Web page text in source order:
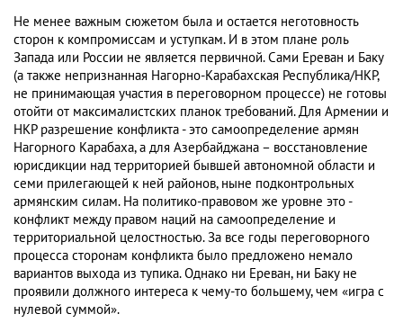
Не менее важным сюжетом была и остается неготовность
сторон к компромиссам и уступкам. И в этом плане роль
Запада или России не является первичной. Сами Ереван и Баку
(а также непризнанная Нагорно-Карабахская Республика/НКР,
не принимающая участия в переговорном процессе) не готовы
отойти от максималистских планок требований. Для Армении и
НКР разрешение конфликта - это самоопределение армян
Нагорного Карабаха, а для Азербайджана – восстановление
юрисдикции над территорией бывшей автономной области и
семи прилегающей к ней районов, ныне подконтрольных
армянским силам. На политико-правовом же уровне это -
конфликт между правом наций на самоопределение и
территориальной целостностью. За все годы переговорного
процесса сторонам конфликта было предложено немало
вариантов выхода из тупика. Однако ни Ереван, ни Баку не
проявили должного интереса к чему-то большему, чем «игра с
нулевой суммой».